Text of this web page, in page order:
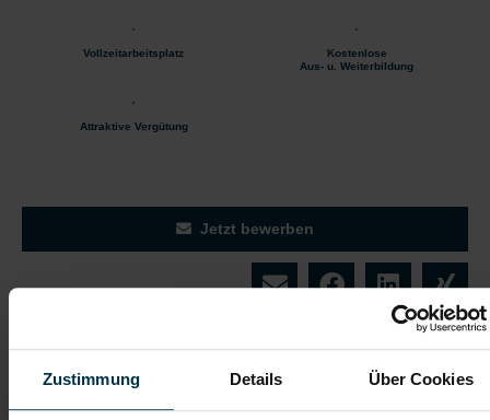
Zustimmung Details Über Cookies
Vollzeitarbeitsplatz
Kostenlose
Aus- u. Weiterbildung
Attraktive Vergütung
Jetzt bewerben